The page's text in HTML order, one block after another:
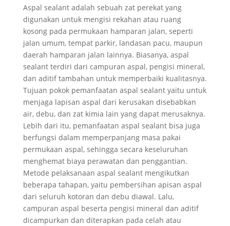
Aspal sealant adalah sebuah zat perekat yang
digunakan untuk mengisi rekahan atau ruang
kosong pada permukaan hamparan jalan, seperti
jalan umum, tempat parkir, landasan pacu, maupun
daerah hamparan jalan lainnya. Biasanya, aspal
sealant terdiri dari campuran aspal, pengisi mineral,
dan aditif tambahan untuk memperbaiki kualitasnya.
Tujuan pokok pemanfaatan aspal sealant yaitu untuk
menjaga lapisan aspal dari kerusakan disebabkan
air, debu, dan zat kimia lain yang dapat merusaknya.
Lebih dari itu, pemanfaatan aspal sealant bisa juga
berfungsi dalam memperpanjang masa pakai
permukaan aspal, sehingga secara keseluruhan
menghemat biaya perawatan dan penggantian.
Metode pelaksanaan aspal sealant mengikutkan
beberapa tahapan, yaitu pembersihan apisan aspal
dari seluruh kotoran dan debu diawal. Lalu,
campuran aspal beserta pengisi mineral dan aditif
dicampurkan dan diterapkan pada celah atau